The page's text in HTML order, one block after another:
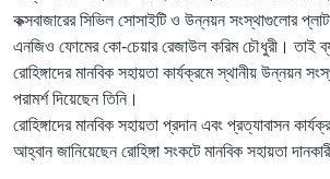
কক্সবাজারের সিভিল সোসাইটি ও উন্নয়ন সংস্থাগুলোর
এনজিও ফোমের কো-চেয়ার রেজাউল করিম চৌধুরী। তাই
রোহিঙ্গাদের মানবিক সহায়তা কার্যক্রমে স্থানীয় উন্নয়ন
পরামর্শ দিয়েছেন তিনি।
রোহিঙ্গাদের মানবিক সহায়তা প্রদান এবং প্রত্যাবাসন
আহ্বান জানিয়েছেন রোহিঙ্গা সংকটে মানবিক সহায়তা